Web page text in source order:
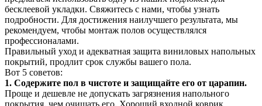
бесклеевой укладки. Свяжитесь с нами, чтобы узнать
подробности. Для достижения наилучшего результата, мы
рекомендуем, чтобы монтаж полов осуществлялся
профессионалами.
Правильный уход и адекватная защита виниловых напольных
покрытий, продлит срок службы вашего пола.
Вот 5 советов:
1. Содержите пол в чистоте и защищайте его от царапин.
Проще и дешевле не допускать загрязнения напольного